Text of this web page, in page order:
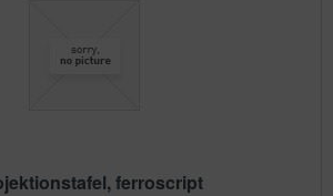
ferroscript